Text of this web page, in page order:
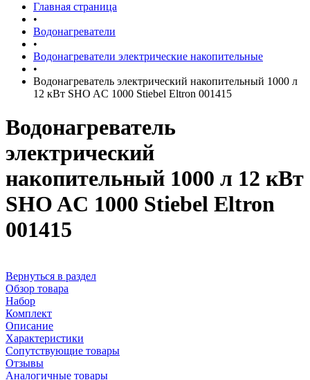
Главная страница
•
Водонагреватели
•
Водонагреватели электрические накопительные
•
Водонагреватель электрический накопительный 1000 л
12 кВт SHO AC 1000 Stiebel Eltron 001415
Водонагреватель
электрический
накопительный 1000 л 12 кВт
SHO AC 1000 Stiebel Eltron
001415
Вернуться в раздел
Обзор товара
Набор
Комплект
Описание
Характеристики
Сопутствующие товары
Отзывы
Аналогичные товары